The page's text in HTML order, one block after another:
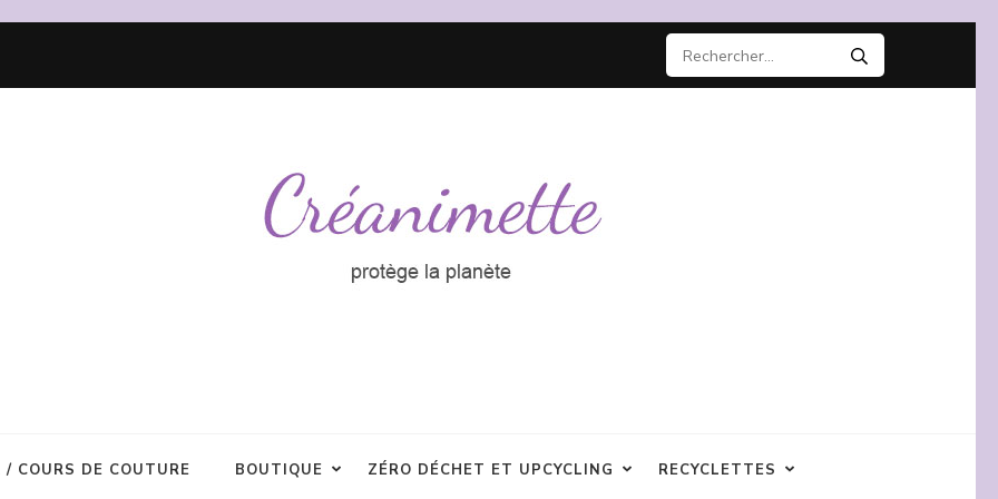
Rechercher :
/ COURS DE COUTURE BOUTIQUE ZÉRO DÉCHET ET UPCYCLING RECYCLETTES